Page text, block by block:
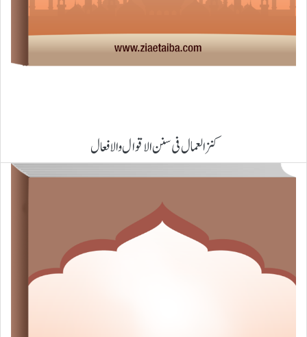
کنزالعمال فی سنن الاقوال والافعال